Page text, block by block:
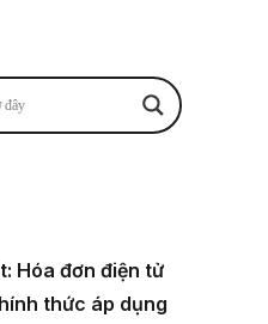
Hóa đơn điện tử
thức áp dụng